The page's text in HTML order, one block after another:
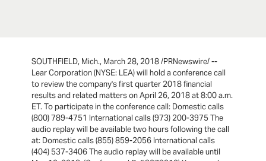
SOUTHFIELD, Mich., March 28, 2018 /PRNewswire/ --
Lear Corporation (NYSE: LEA) will hold a conference call
to review the company's first quarter 2018 financial
results and related matters on April 26, 2018 at 8:00 a.m.
ET. To participate in the conference call: Domestic calls
(800) 789-4751 International calls (973) 200-3975 The
audio replay will be available two hours following the call
at: Domestic calls (855) 859-2056 International calls
(404) 537-3406 The audio replay will be available until